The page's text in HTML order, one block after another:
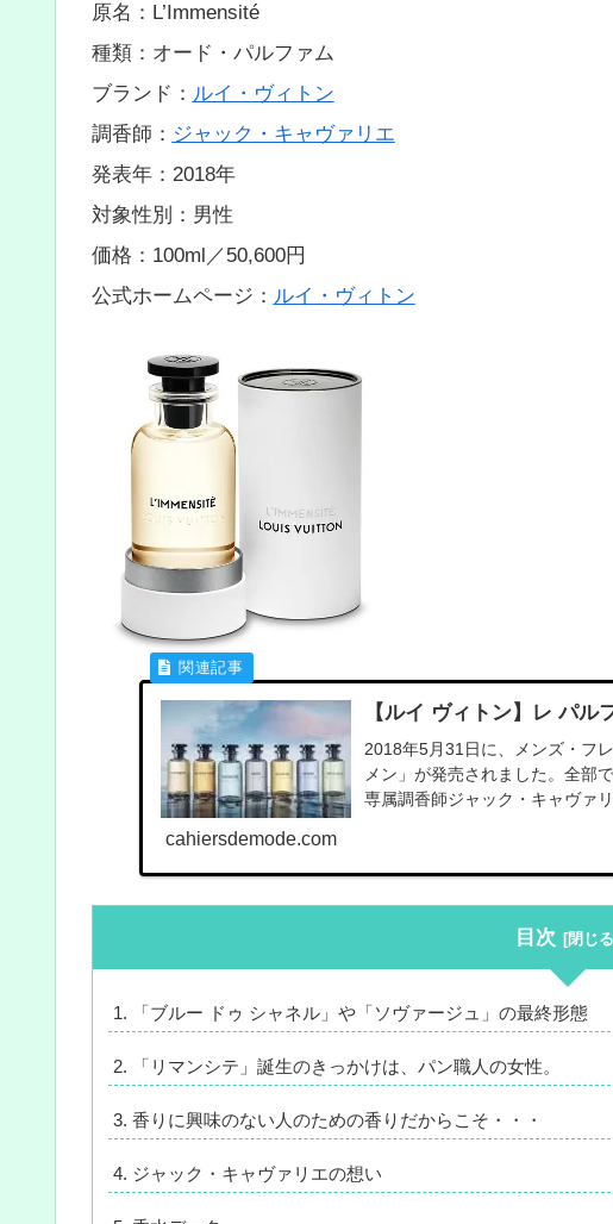
原名：L’Immensité
種類：オード・パルファム
ブランド： ルイ・ヴィトン
調香師： ジャック・キャヴァリエ
発表年：2018年
対象性別：男性
価格：100ml／50,600円
公式ホームページ： ルイ・ヴィトン
【ルイ ヴィトン】レ パ
2018年5月31日に、メンズ・フ
メン」が発売されました。全部
専属調香師ジャック・キャヴァ
cahiersdemode.com
目次
「ブルー ドゥ シャネル」や「ソヴァージュ」の最終形態
「リマンシテ」誕生のきっかけは、パン職人の女性。
香りに興味のない人のための香りだからこそ・・・
ジャック・キャヴァリエの想い